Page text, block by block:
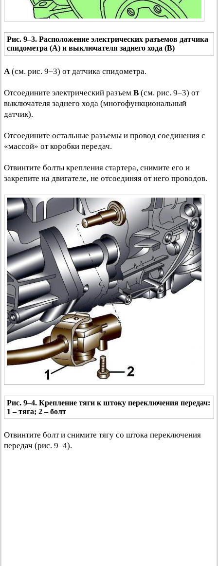
Рис. 9–3. Расположение электрических разъемов датчика
спидометра (А) и выключателя заднего хода (В)
А(см. рис. 9–3) от датчика спидометра.
Отсоедините электрический разъем В (см. рис. 9–3) от
выключателя заднего хода (многофункциональный
датчик).
Отсоедините остальные разъемы и провод соединения с
«массой» от коробки передач.
Отвинтите болты крепления стартера, снимите его и
закрепите на двигателе, не отсоединяя от него проводов.
Рис. 9–4. Крепление тяги к штоку переключения передач:
1 – тяга; 2 – болт
Отвинтите болт и снимите тягу со штока переключения
передач (рис. 9–4).